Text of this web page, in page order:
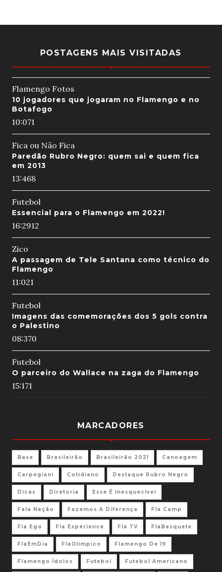
POSTAGENS MAIS VISITADAS
Flamengo Fotos
10 jogadores que jogaram no Flamengo e no
Botafogo
10:071
Fica ou Não Fica
Paredão Rubro Negro: quem sai e quem fica
em 2013
13:468
Futebol
Essencial para o Flamengo em 2022!
16:2912
Zico
A passagem de Tele Santana como técnico do
Flamengo
11:021
Futebol
Imagens das comemorações dos 5 gols contra
o Palestino
08:370
Futebol
O parceiro do Wallace na zaga do Flamengo
15:171
MARCADORES
Base Brasileirão Brasileirão 2021 Canoagem
Carpegiani Cotidiano Destaque Rubro Negro
Dicas Diretoria Esse É Inesquecível
Fala Nação Fazemos A Diferença Fla Camp
Fla Ego Fla Experience Fla TV FlaBasquete
FlaEmDia FlaOlímpico Flamengo De 19
Flamengo Ídolos Futebol Futebol Americano